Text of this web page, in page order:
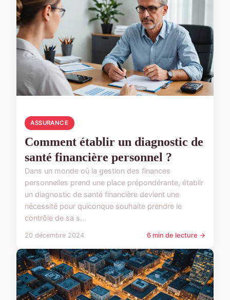
ASSURANCE
Comment établir un diagnostic de
santé financière personnel ?
Dans un monde où la gestion des finances
personnelles prend une place prépondérante, établir
un diagnostic de santé financière devient une
nécessité pour quiconque souhaite prendre le
contrôle de sa s...
20 décembre 2024 6 min de lecture →